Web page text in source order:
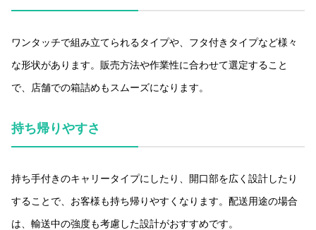
ワンタッチで組み立てられるタイプや、フタ付きタイプなど様々
な形状があります。販売方法や作業性に合わせて選定すること
で、店舗での箱詰めもスムーズになります。
持ち帰りやすさ
持ち手付きのキャリータイプにしたり、開口部を広く設計したり
することで、お客様も持ち帰りやすくなります。配送用途の場合
は、輸送中の強度も考慮した設計がおすすめです。